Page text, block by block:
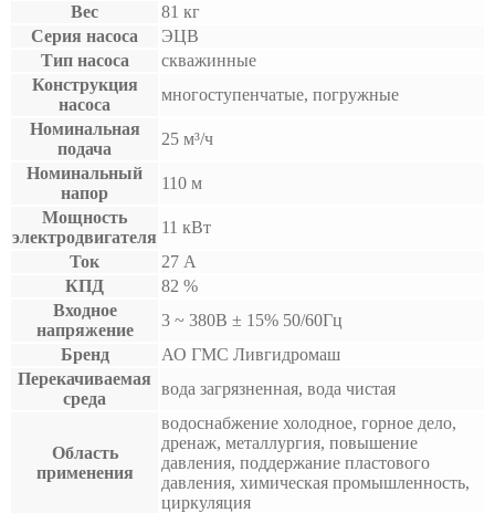
Вес
81 кг
Серия насоса
ЭЦВ
Тип насоса
скважинные
Конструкция
насоса
многоступенчатые, погружные
Номинальная
подача
25 м³/ч
Номинальный
напор
110 м
Мощность
электродвигателя
11 кВт
Ток
27 А
КПД
82 %
Входное
напряжение
3 ~ 380B ± 15% 50/60Гц
Бренд
АО ГМС Ливгидромаш
Перекачиваемая
среда
вода загрязненная, вода чистая
Область
применения
водоснабжение холодное, горное дело,
дренаж, металлургия, повышение
давления, поддержание пластового
давления, химическая промышленность,
циркуляция